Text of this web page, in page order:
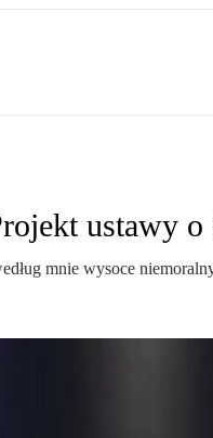
ustawy
mnie wysoce